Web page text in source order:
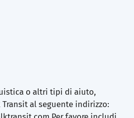
o altri tipi di aiuto,
al seguente indirizzo: